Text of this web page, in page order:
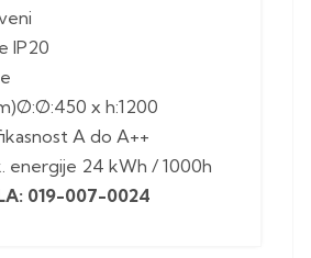
IP20
x h:1200
A do A++
energije 24 kWh / 1000h
019-007-0024